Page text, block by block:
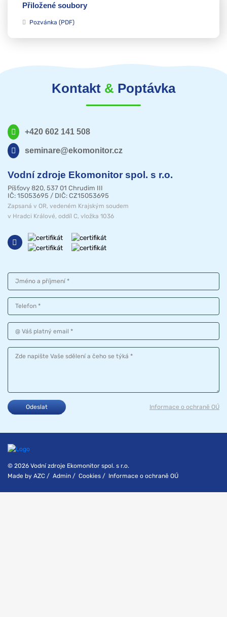
Přiložené soubory
Pozvánka(PDF)
Kontakt & Poptávka
+420 602 141 508
seminare@ekomonitor.cz
Vodní zdroje Ekomonitor spol. s r.o.
Píšťovy 820, 537 01 Chrudim III
IČ: 15053695 / DIČ: CZ15053695
Zapsaná v OR, vedeném Krajským soudem
v Hradci Králové, oddíl C, vložka 1036
Jméno a příjmení
Telefon
Váš platný email
Vaše sdělení
Odeslat Informace o ochraně OÚ
© 2026 Vodní zdroje Ekomonitor spol. s r.o.
Made by AZC / Admin / Cookies / Informace o ochraně OÚ